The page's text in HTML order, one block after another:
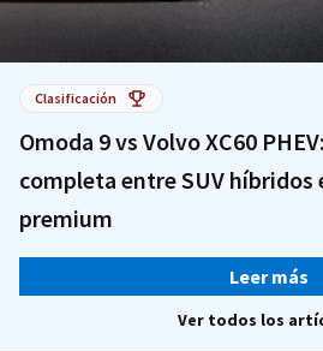
Clasificación
Omoda 9 vs Volvo XC60
completa entre SUV híbridos
premium
Leer más
Ver todos los